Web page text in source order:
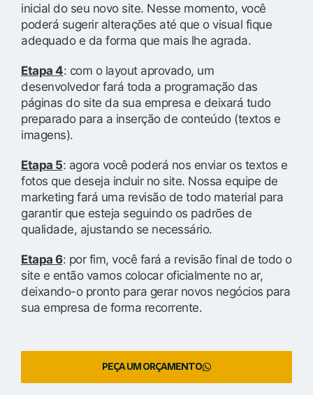
inicial do seu novo site. Nesse momento, você
poderá sugerir alterações até que o visual fique
adequado e da forma que mais lhe agrada.
Etapa 4: com o layout aprovado, um
desenvolvedor fará toda a programação das
páginas do site da sua empresa e deixará tudo
preparado para a inserção de conteúdo (textos e
imagens).
Etapa 5: agora você poderá nos enviar os textos e
fotos que deseja incluir no site. Nossa equipe de
marketing fará uma revisão de todo material para
garantir que esteja seguindo os padrões de
qualidade, ajustando se necessário.
Etapa 6: por fim, você fará a revisão final de todo o
site e então vamos colocar oficialmente no ar,
deixando-o pronto para gerar novos negócios para
sua empresa de forma recorrente.
PEÇA UM ORÇAMENTO